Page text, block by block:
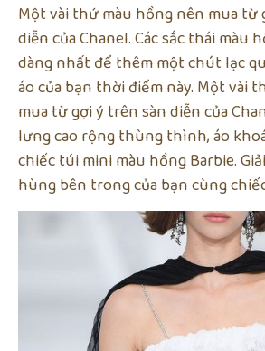
Một vài thứ màu hồng nên mua từ
diễn của Chanel. Các sắc thái màu
dàng nhất để thêm một chút lạc
áo của bạn thời điểm này. Một vài
mua từ gợi ý trên sàn diễn của
lưng cao rộng thùng thình, áo
chiếc túi mini màu hồng Barbie.
hùng bên trong của bạn cùng